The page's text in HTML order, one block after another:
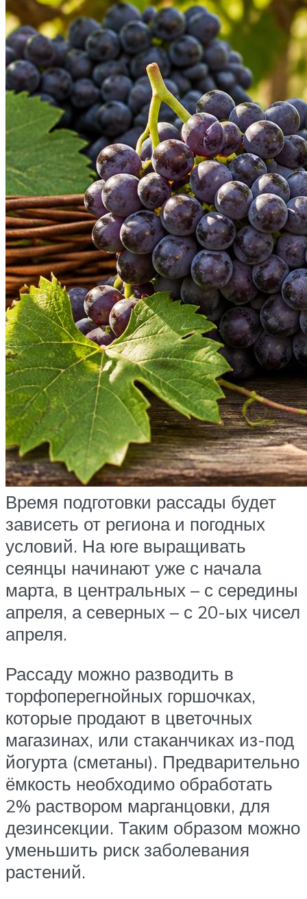
Время подготовки рассады будет
зависеть от региона и погодных
условий. На юге выращивать
сеянцы начинают уже с начала
марта, в центральных – с середины
апреля, а северных – с 20-ых чисел
апреля.
Рассаду можно разводить в
торфоперегнойных горшочках,
которые продают в цветочных
магазинах, или стаканчиках из-под
йогурта (сметаны). Предварительно
ёмкость необходимо обработать
2% раствором марганцовки, для
дезинсекции. Таким образом можно
уменьшить риск заболевания
растений.